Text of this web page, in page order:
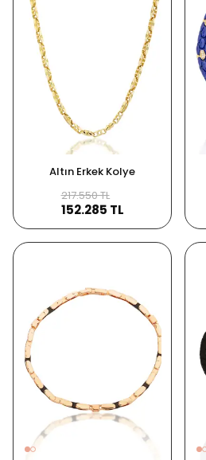
Altın Erkek Kolye
217.550 TL
152.285 TL